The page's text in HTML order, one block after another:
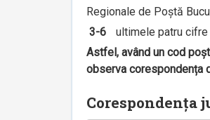
Regionale de Poștă
3-6
ultimele patru
Astfel, având un cod
observa corespondența
Corespondența